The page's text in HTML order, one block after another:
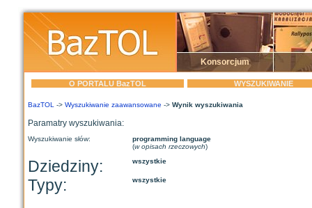
Konsorcjum
O PORTALU BazTOL WYSZUKIWANIE
BazTOL -> Wyszukiwanie zaawansowane -> Wynik wyszukiwania
Paramatry wyszukiwania:
Wyszukiwanie słów:
programming language
(w opisach rzeczowych)
Dziedziny: wszystkie
Typy: wszystkie